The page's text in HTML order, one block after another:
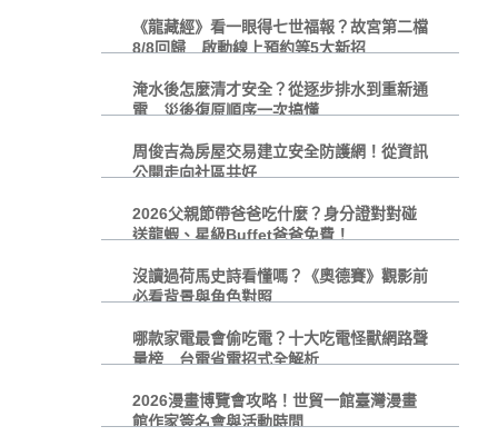
《龍藏經》看一眼得七世福報？故宮第二檔
8/8回歸 啟動線上預約等5大新招
淹水後怎麼清才安全？從逐步排水到重新通
電 災後復原順序一次搞懂
周俊吉為房屋交易建立安全防護網！從資訊
公開走向社區共好
2026父親節帶爸爸吃什麼？身分證對對碰
送龍蝦、星級Buffet爸爸免費！
沒讀過荷馬史詩看懂嗎？《奧德賽》觀影前
必看背景與角色對照
哪款家電最會偷吃電？十大吃電怪獸網路聲
量榜 台電省電招式全解析
2026漫畫博覽會攻略！世貿一館臺灣漫畫
館作家簽名會與活動時間